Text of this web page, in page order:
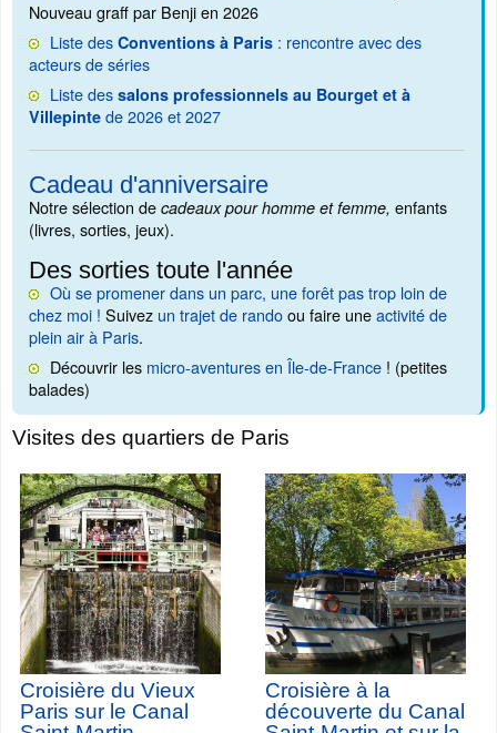
Nouveau graff par Benji en 2026
Liste des Conventions à Paris : rencontre avec des
acteurs de séries
Liste des salons professionnels au Bourget et à
Villepinte de 2026 et 2027
Cadeau d'anniversaire
Notre sélection de cadeaux pour homme et femme, enfants
(livres, sorties, jeux).
Des sorties toute l'année
Où se promener dans un parc, une forêt pas trop loin de
chez moi ! Suivez un trajet de randoou faire uneactivité de
plein air à Paris.
Découvrir les micro-aventures en Île-de-France ! (petites
balades)
Visites des quartiers de Paris
Croisière du Vieux
Paris sur le Canal
Croisière à la
découverte du Canal